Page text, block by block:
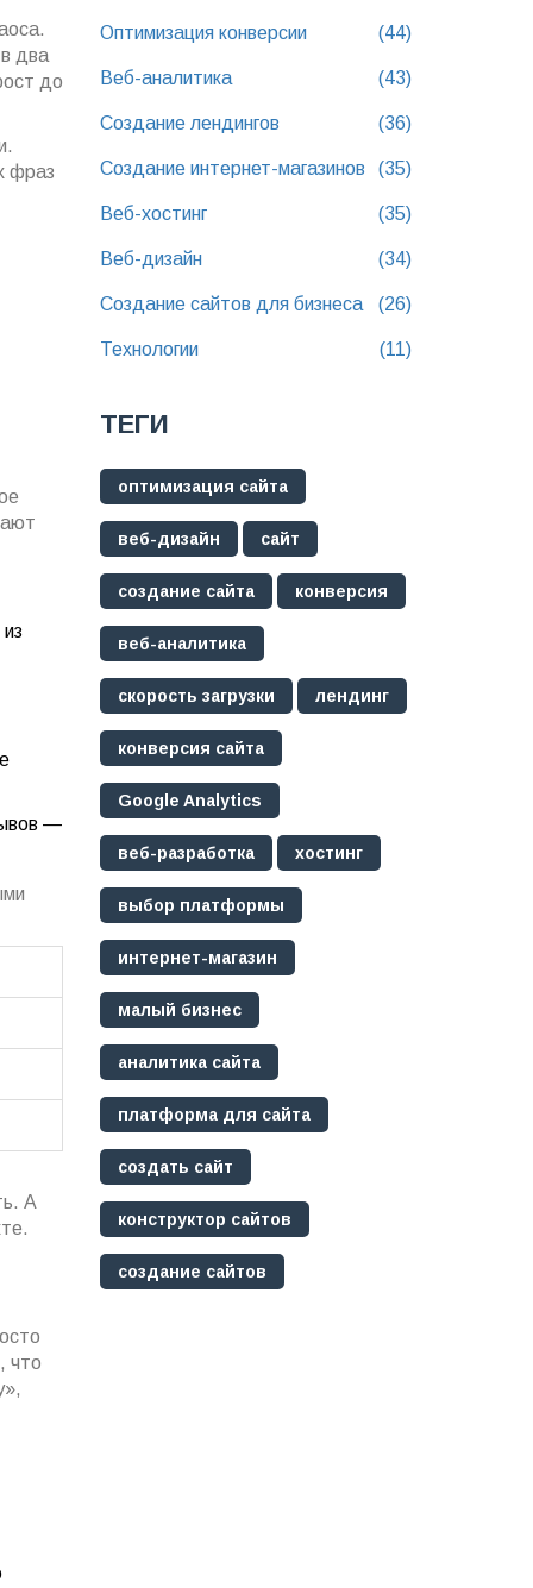
два
до
фраз
—
А
что
Оптимизация конверсии (44)
Веб-аналитика (43)
Создание лендингов (36)
Создание интернет-магазинов (35)
Веб-хостинг (35)
Веб-дизайн (34)
Создание сайтов для бизнеса (26)
Технологии (11)
ТЕГИ
оптимизация сайта
веб-дизайн сайт
создание сайта конверсия
веб-аналитика
скорость загрузки лендинг
конверсия сайта
Google Analytics
веб-разработка хостинг
выбор платформы
интернет-магазин
малый бизнес
аналитика сайта
платформа для сайта
создать сайт
конструктор сайтов
создание сайтов